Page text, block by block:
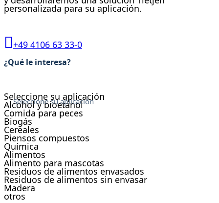
personalizada para su aplicación.
+49 4106 63 33-0
de
contacto
¿Qué le interesa?
Seleccione su aplicación
Seleccione su aplicación
Seleccione su aplicación
Alcohol y bioetanol
Comida para peces
Biogás
Cereales
Piensos compuestos
Química
Alimentos
Alimento para mascotas
Residuos de alimentos envasados
Residuos de alimentos sin envasar
Madera
otros